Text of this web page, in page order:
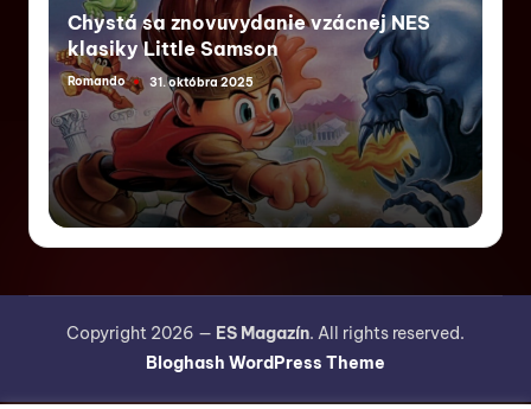
Chystá sa znovuvydanie vzácnej NES
klasiky Little Samson
Romando 31. októbra 2025
Copyright 2026 — ES Magazín. All rights reserved.
Bloghash WordPress Theme